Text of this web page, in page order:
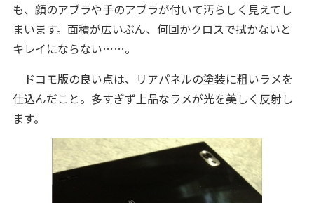
も、顔のアブラや手のアブラが付いて汚らしく見えてし
まいます。面積が広いぶん、何回かクロスで拭かないと
キレイにならない……。
ドコモ版の良い点は、リアパネルの塗装に粗いラメを
仕込んだこと。多すぎず上品なラメが光を美しく反射し
ます。